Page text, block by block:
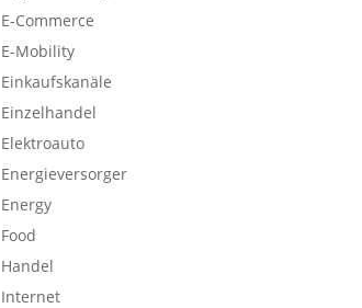
E-Commerce
E-Mobility
Einkaufskanäle
Einzelhandel
Elektroauto
Energieversorger
Energy
Food
Handel
Internet